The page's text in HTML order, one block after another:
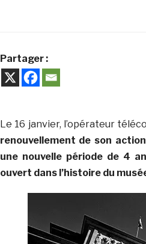
Partager :
Le 16 janvier, l’opérateur
renouvellement de son
une nouvelle période de 4
ouvert dans l’histoire du